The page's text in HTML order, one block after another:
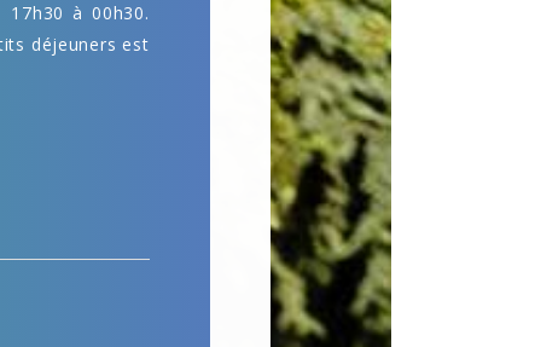
à 00h30.
déjeuners est